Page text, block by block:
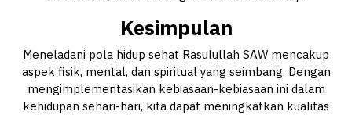
Kesimpulan
Meneladani pola hidup sehat Rasulullah SAW mencakup
aspek fisik, mental, dan spiritual yang seimbang. Dengan
mengimplementasikan kebiasaan-kebiasaan ini dalam
kehidupan sehari-hari, kita dapat meningkatkan kualitas